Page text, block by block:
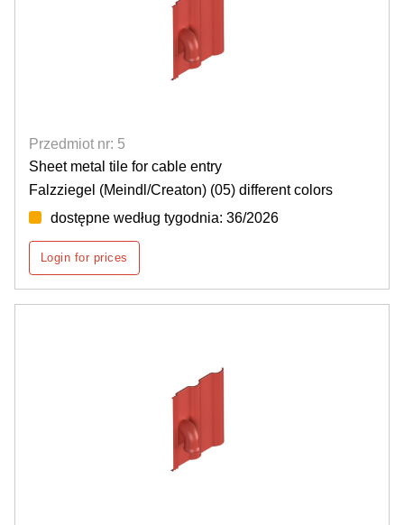
Przedmiot nr: 5
Sheet metal tile for cable entry
Falzziegel (Meindl/Creaton) (05) different colors
dostępne według tygodnia: 36/2026
Login for prices